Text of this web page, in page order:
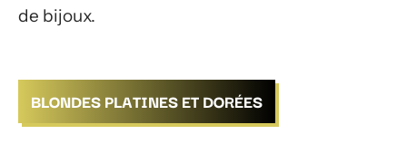
de bijoux.
BLONDES PLATINES ET DORÉES